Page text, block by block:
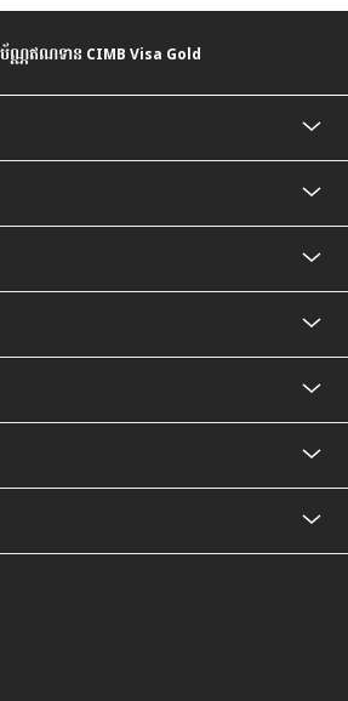
ប័ណ្ណឥណទាន CIMB Visa Gold
រៀល
ណ្ណបរទេស
VISA PLATINUM
ស់ប័ណ្ណ
អតិថិជន ដោយស្មើភាពគ្នា
ន